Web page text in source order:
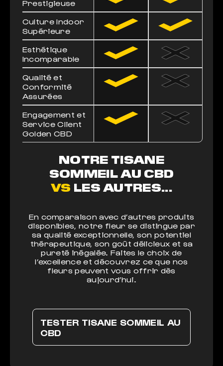
Prestigieuse
Culture Indoor
Supérieure
Esthétique
Incomparable
Qualité et
Conformité
Assurées
Engagement et
Service Client
Golden CBD
NOTRE TISANE
SOMMEIL AU CBD
VS LES AUTRES...
En comparaison avec d’autres produits
disponibles, notre fleur se distingue par
sa qualité exceptionnelle, son potentiel
thérapeutique, son goût délicieux et sa
pureté inégalée. Faites le choix de
l’excellence et découvrez ce que nos
fleurs peuvent vous offrir dès
aujourd’hui.
TESTER TISANE SOMMEIL AU
CBD